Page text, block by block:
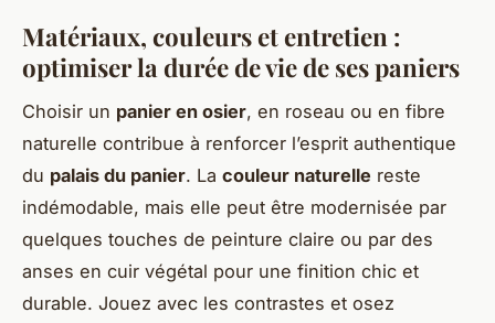
Matériaux, couleurs et entretien :
optimiser la durée de vie de ses paniers
Choisir un panier en osier, en roseau ou en fibre
naturelle contribue à renforcer l’esprit authentique
du palais du panier. La couleur naturelle reste
indémodable, mais elle peut être modernisée par
quelques touches de peinture claire ou par des
anses en cuir végétal pour une finition chic et
durable. Jouez avec les contrastes et osez